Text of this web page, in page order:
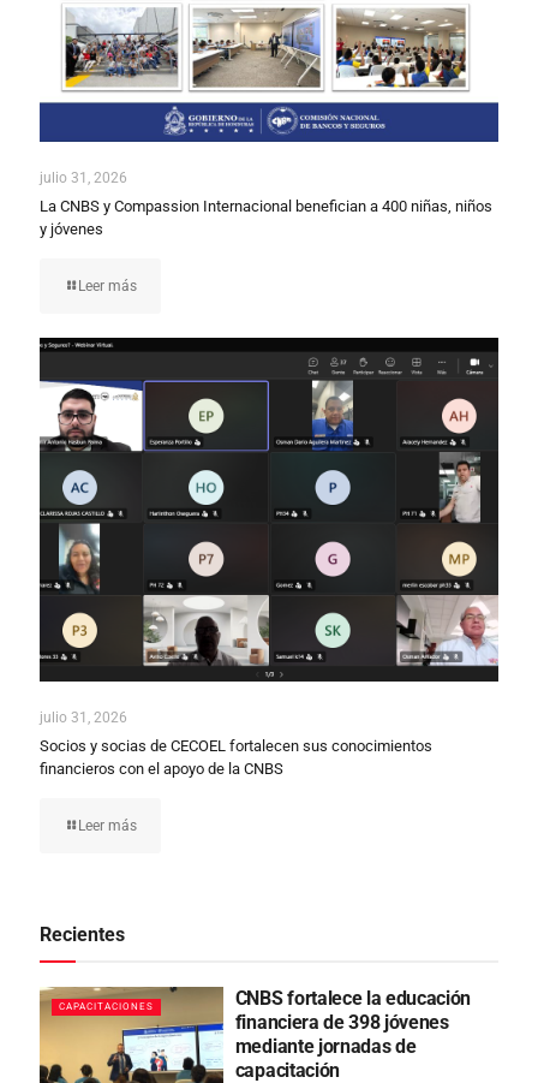
julio 31, 2026
La CNBS y Compassion Internacional benefician a 400 niñas, niños
y jóvenes
Leer más
julio 31, 2026
Socios y socias de CECOEL fortalecen sus conocimientos
financieros con el apoyo de la CNBS
Leer más
Recientes
CAPACITACIONES
CNBS fortalece la educación
financiera de 398 jóvenes
mediante jornadas de
capacitación